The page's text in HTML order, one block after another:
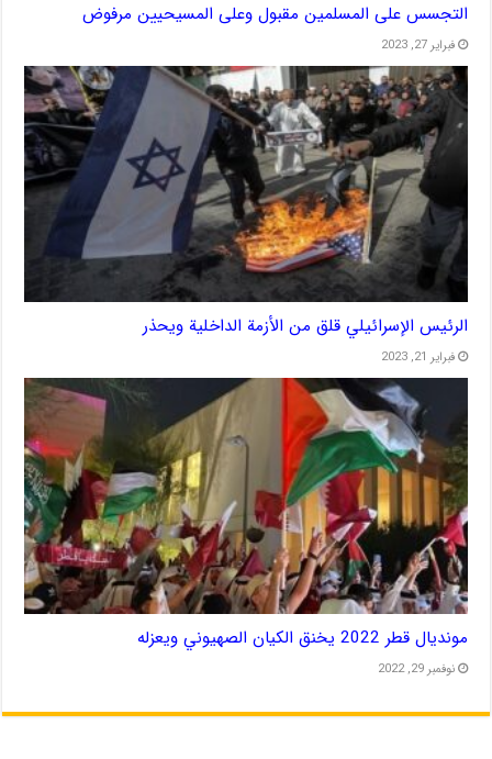
التجسس على المسلمين مقبول وعلى المسيحيين مرفوض
فبراير 27, 2023
الرئيس الإسرائيلي قلق من الأزمة الداخلية ويحذر
فبراير 21, 2023
مونديال قطر 2022 يخنق الكيان الصهيوني ويعزله
نوفمبر 29, 2022